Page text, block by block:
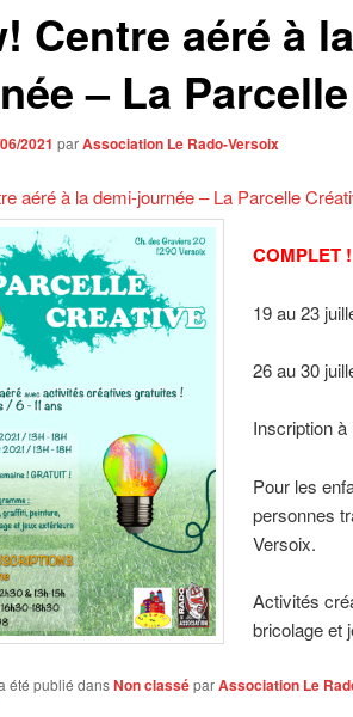
Centre aéré à
– La
2021 parAssociation Le Rado-Versoix
aéré à la demi-journée – La Parcelle
COMPLET !
19 au 23
26 au 30
Inscription
Pour les
personnes
Versoix.
Activités
bricolage et
été publié dansNon classéparAssociation Le